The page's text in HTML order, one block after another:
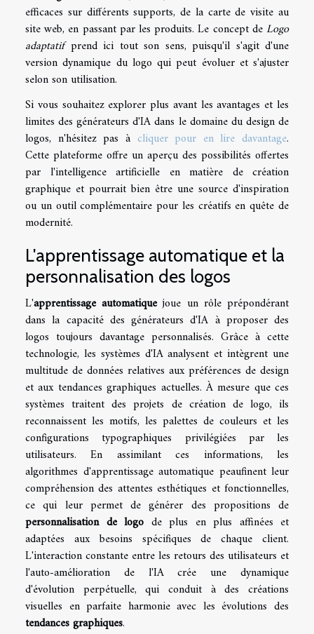
efficaces sur différents supports, de la carte de visite au
site web, en passant par les produits. Le concept deLogo
adaptatifprend ici tout son sens, puisqu'il s'agit d'une
version dynamique du logo qui peut évoluer et s'ajuster
selon son utilisation.
Si vous souhaitez explorer plus avant les avantages et les
limites des générateurs d'IA dans le domaine du design de
logos, n'hésitez pas à cliquer pour en lire davantage.
Cette plateforme offre un aperçu des possibilités offertes
par l'intelligence artificielle en matière de création
graphique et pourrait bien être une source d'inspiration
ou un outil complémentaire pour les créatifs en quête de
modernité.
L'apprentissage automatique et la
personnalisation des logos
L'apprentissage automatiquejoue un rôle prépondérant
dans la capacité des générateurs d'IA à proposer des
logos toujours davantage personnalisés. Grâce à cette
technologie, les systèmes d'IA analysent et intègrent une
multitude de données relatives aux préférences de design
et aux tendances graphiques actuelles. À mesure que ces
systèmes traitent des projets de création de logo, ils
reconnaissent les motifs, les palettes de couleurs et les
configurations typographiques privilégiées par les
utilisateurs. En assimilant ces informations, les
algorithmes d'apprentissage automatique peaufinent leur
compréhension des attentes esthétiques et fonctionnelles,
ce qui leur permet de générer des propositions de
personnalisation de logo de plus en plus affinées et
adaptées aux besoins spécifiques de chaque client.
L'interaction constante entre les retours des utilisateurs et
l'auto-amélioration de l'IA crée une dynamique
d'évolution perpétuelle, qui conduit à des créations
visuelles en parfaite harmonie avec les évolutions des
tendances graphiques.